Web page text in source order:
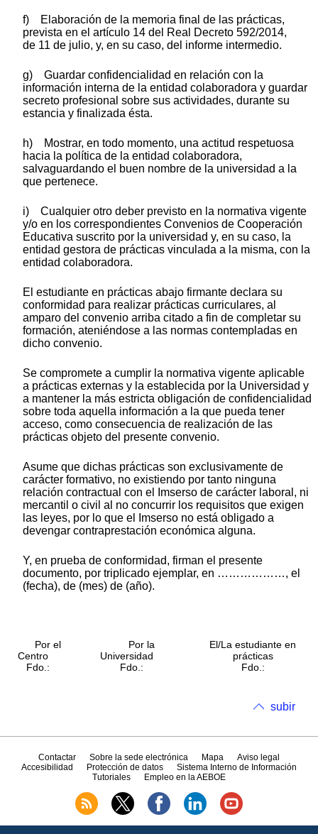
f) Elaboración de la memoria final de las prácticas,
prevista en el artículo 14 del Real Decreto 592/2014,
de 11 de julio, y, en su caso, del informe intermedio.
g) Guardar confidencialidad en relación con la
información interna de la entidad colaboradora y guardar
secreto profesional sobre sus actividades, durante su
estancia y finalizada ésta.
h) Mostrar, en todo momento, una actitud respetuosa
hacia la política de la entidad colaboradora,
salvaguardando el buen nombre de la universidad a la
que pertenece.
i) Cualquier otro deber previsto en la normativa vigente
y/o en los correspondientes Convenios de Cooperación
Educativa suscrito por la universidad y, en su caso, la
entidad gestora de prácticas vinculada a la misma, con la
entidad colaboradora.
El estudiante en prácticas abajo firmante declara su
conformidad para realizar prácticas curriculares, al
amparo del convenio arriba citado a fin de completar su
formación, ateniéndose a las normas contempladas en
dicho convenio.
Se compromete a cumplir la normativa vigente aplicable
a prácticas externas y la establecida por la Universidad y
a mantener la más estricta obligación de confidencialidad
sobre toda aquella información a la que pueda tener
acceso, como consecuencia de realización de las
prácticas objeto del presente convenio.
Asume que dichas prácticas son exclusivamente de
carácter formativo, no existiendo por tanto ninguna
relación contractual con el Imserso de carácter laboral, ni
mercantil o civil al no concurrir los requisitos que exigen
las leyes, por lo que el Imserso no está obligado a
devengar contraprestación económica alguna.
Y, en prueba de conformidad, firman el presente
documento, por triplicado ejemplar, en ………………, el
(fecha), de (mes) de (año).
Por el
Centro
Fdo.:
Por la
Universidad
Fdo.:
El/La estudiante en
prácticas
Fdo.:
subir
Contactar Sobre la sede electrónica Mapa
Aviso legal
Accesibilidad
Protección de datos
Sistema Interno de Información
Tutoriales
Empleo en la AEBOE